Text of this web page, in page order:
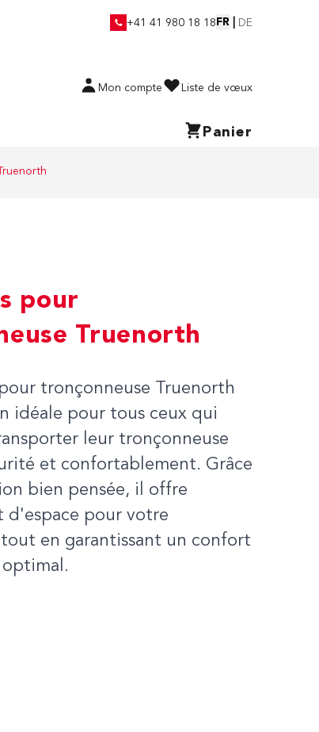
+41 41 980 18 18 FR DE
Mon compte Liste de vœux
Panier
pour
Truenorth
tronçonneuse Truenorth
idéale pour tous ceux qui
leur tronçonneuse
et confortablement. Grâce
bien pensée, il offre
d'espace pour votre
en garantissant un confort